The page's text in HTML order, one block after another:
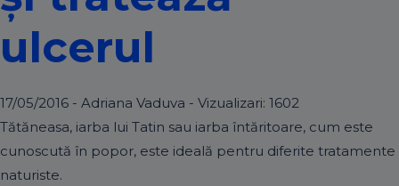
ulcerul
17/05/2016 - Adriana Vaduva - Vizualizari: 1602
Tătăneasa, iarba lui Tatin sau iarba întăritoare, cum este
cunoscută în popor, este ideală pentru diferite tratamente
naturiste.